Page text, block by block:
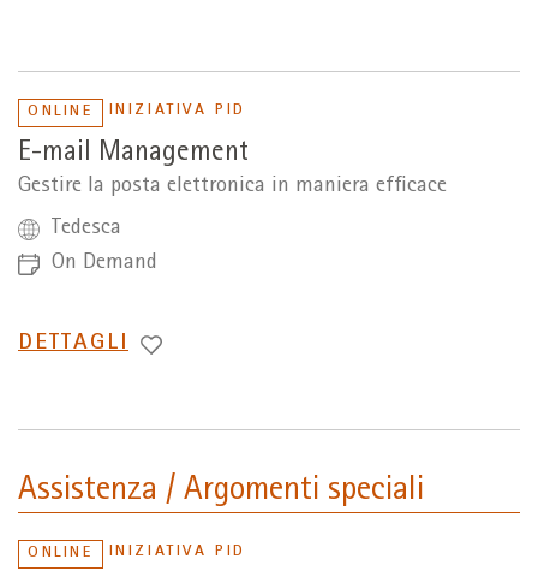
ONLINE INIZIATIVA PID
E-mail Management
Gestire la posta elettronica in maniera efficace
Tedesca
On Demand
PASSA
DETTAGLI
Assistenza / Argomenti speciali
ONLINE INIZIATIVA PID